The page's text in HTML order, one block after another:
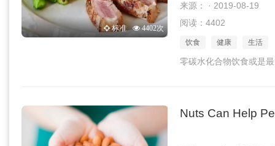
标准 4402次
来源： · 2019-08-19
阅读：4402
饮食 健康 生活
零碳水化合物饮食或是
Nuts Can Help